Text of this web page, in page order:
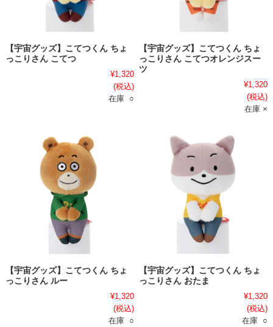
【宇宙グッズ】こてつくん ちょ
っこりさん こてつ
¥1,320
(税込)
在庫 ○
【宇宙グッズ】こてつくん ちょ
っこりさん こてつオレンジスー
ツ
¥1,320
(税込)
在庫 ×
【宇宙グッズ】こてつくん ちょ
っこりさん ルー
¥1,320
(税込)
在庫 ○
【宇宙グッズ】こてつくん ちょ
っこりさん おたま
¥1,320
(税込)
在庫 ○